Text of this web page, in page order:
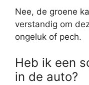
Nee, de groene
verstandig om
ongeluk of pech.
Heb ik een
in de auto?